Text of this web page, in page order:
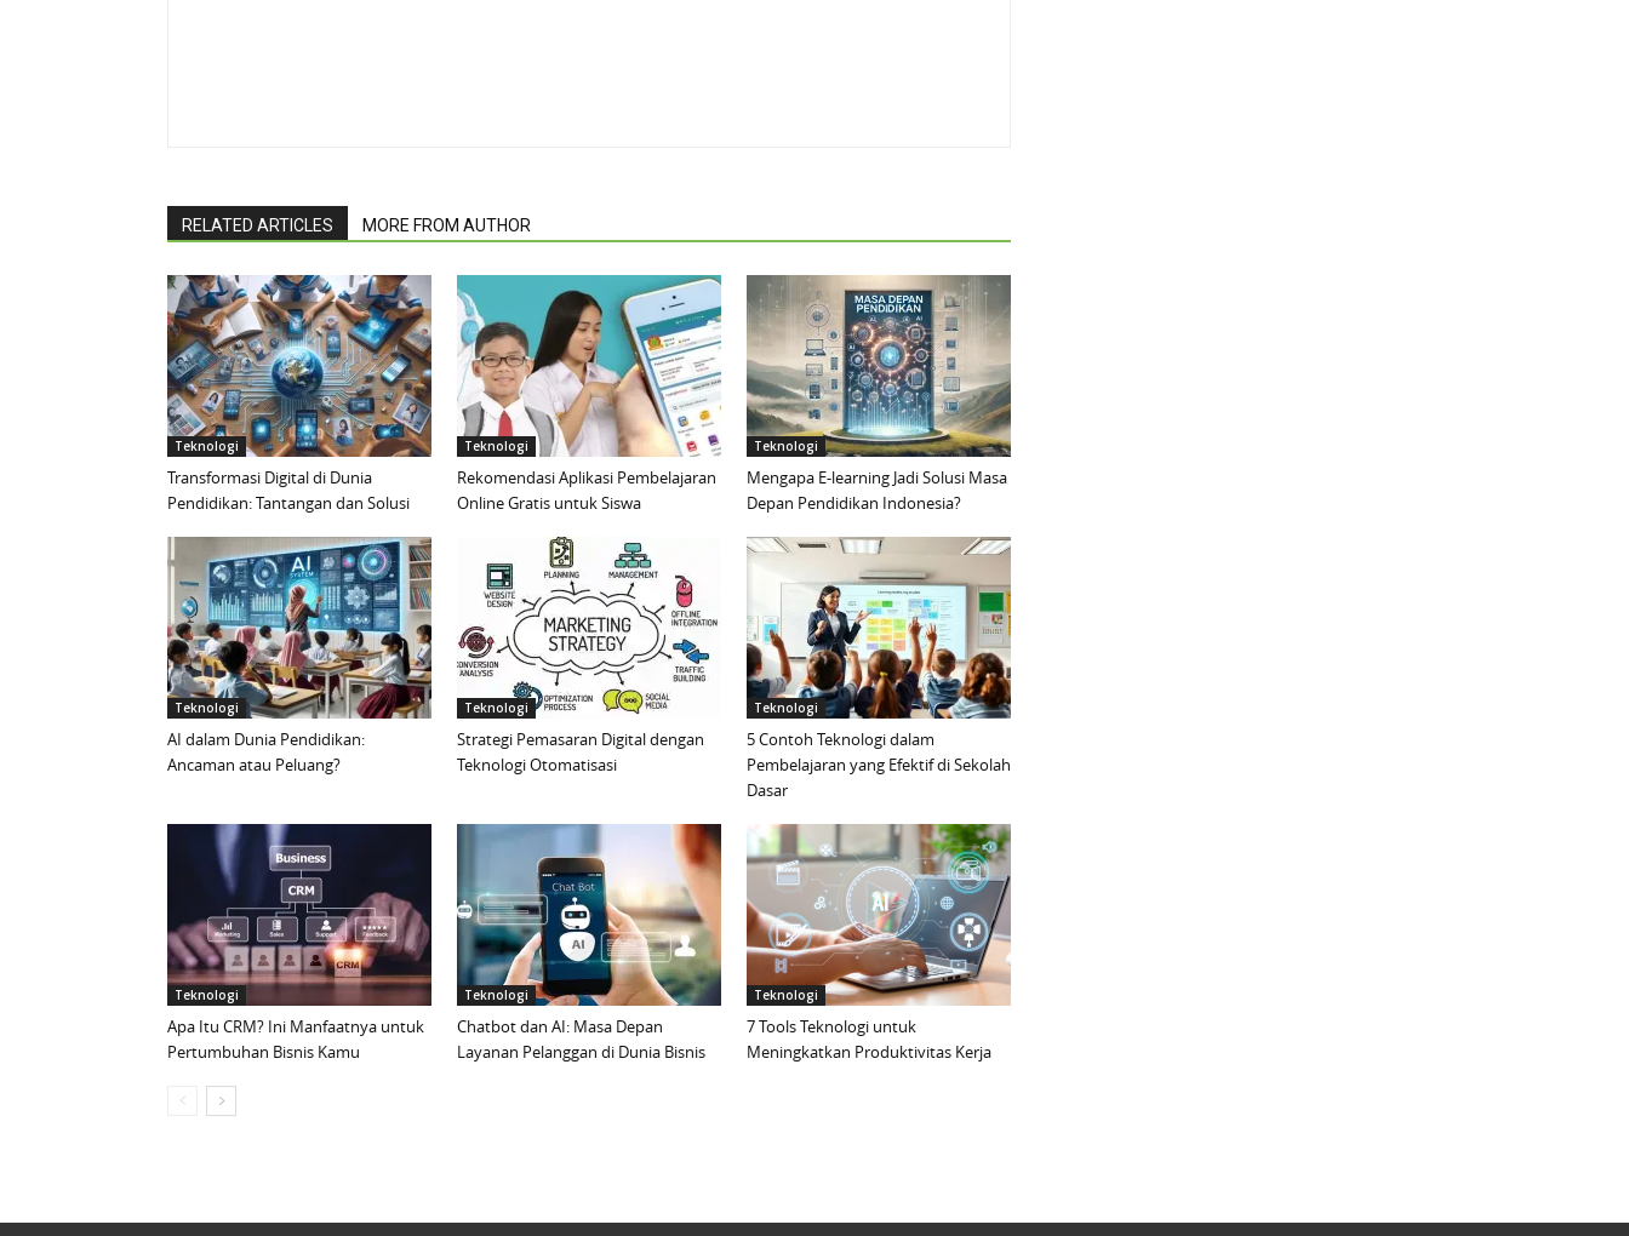
RELATED ARTICLES MORE FROM AUTHOR
Teknologi
Transformasi Digital di Dunia
Pendidikan: Tantangan dan Solusi
Teknologi
Rekomendasi Aplikasi Pembelajaran
Online Gratis untuk Siswa
Teknologi
Mengapa E-learning Jadi Solusi Masa
Depan Pendidikan Indonesia?
Teknologi
AI dalam Dunia Pendidikan:
Ancaman atau Peluang?
Teknologi
Strategi Pemasaran Digital dengan
Teknologi Otomatisasi
Teknologi
5 Contoh Teknologi dalam
Pembelajaran yang Efektif di Sekolah
Dasar
Teknologi
Apa Itu CRM? Ini Manfaatnya untuk
Pertumbuhan Bisnis Kamu
Teknologi
Chatbot dan AI: Masa Depan
Layanan Pelanggan di Dunia Bisnis
Teknologi
7 Tools Teknologi untuk
Meningkatkan Produktivitas Kerja